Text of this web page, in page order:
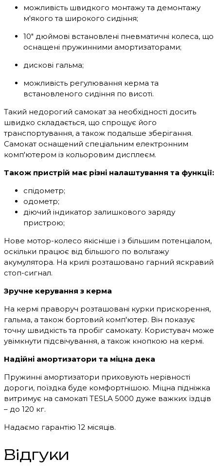
можливість швидкого монтажу та демонтажу
м'якого та широкого сидіння;
10" дюймові встановлені пневматичні колеса, що
оснащені пружинними амортизаторами;
дискові гальма;
можливість регулювання керма та
встановленого сидіння по висоті.
Такий недорогий самокат за необхідності досить
швидко складається, що спрощує його
транспортування, а також подальше зберігання.
Самокат оснащений спеціальним електронним
комп'ютером із кольоровим дисплеєм.
Також пристрій має різні налаштування та функції:
спідометр;
одометр;
діючий індикатор залишкового заряду
пристрою;
Нове мотор-колесо якісніше і з більшим потенціалом,
оскільки працює від більшого по вольтажу
акумулятора. На крилі розташовано гарний яскравий
стоп-сигнал.
Зручне керування з керма
На кермі праворуч розташовані курки прискорення,
гальма, а також бортовий комп'ютер. Він показує
точну швидкість та пробіг самокату. Користувач може
увімкнути підсвічування, а також кнопкою на кермі.
Надійні амортизатори та міцна дека
Пружинні амортизатори приховують нерівності
дороги, поїздка буде комфортнішою. Міцна підніжка
витримує на самокаті TESLA 5000 дуже важких їздців
– до 120 кг.
Надаємо гарантію 12 місяців.
Відгуки